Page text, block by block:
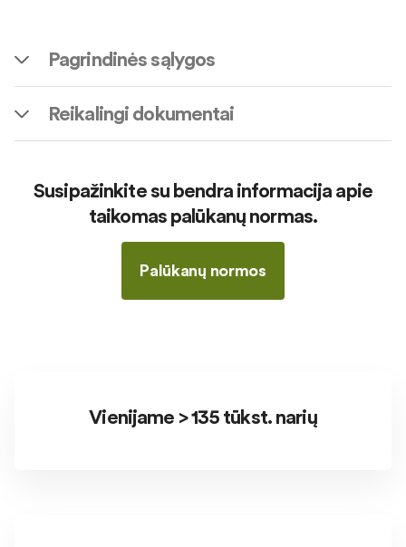
Pagrindinės sąlygos
Reikalingi dokumentai
Susipažinkite su bendra informacija apie
taikomas palūkanų normas.
Palūkanų normos
Vienijame > 135 tūkst. narių